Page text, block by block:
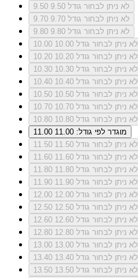
9.50
לא ניתן לבחור גודל 9.50
9.70
לא ניתן לבחור גודל 9.70
9.80
לא ניתן לבחור גודל 9.80
10.00
לא ניתן לבחור גודל 10.00
10.20
לא ניתן לבחור גודל 10.20
10.30
לא ניתן לבחור גודל 10.30
10.40
לא ניתן לבחור גודל 10.40
10.50
לא ניתן לבחור גודל 10.50
10.70
לא ניתן לבחור גודל 10.70
10.80
לא ניתן לבחור גודל 10.80
11.00
מוגדר לפי גודל: 11.00
11.50
לא ניתן לבחור גודל 11.50
11.60
לא ניתן לבחור גודל 11.60
11.80
לא ניתן לבחור גודל 11.80
11.90
לא ניתן לבחור גודל 11.90
12.00
לא ניתן לבחור גודל 12.00
12.50
לא ניתן לבחור גודל 12.50
12.60
לא ניתן לבחור גודל 12.60
12.80
לא ניתן לבחור גודל 12.80
13.00
לא ניתן לבחור גודל 13.00
13.40
לא ניתן לבחור גודל 13.40
13.50
לא ניתן לבחור גודל 13.50